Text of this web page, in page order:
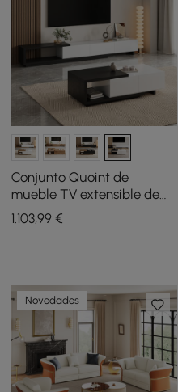
Conjunto Quoint de
mueble TV extensible de
179 a 255 cm y mesa de
centro en color blanco y
1.103,99 €
Novedades